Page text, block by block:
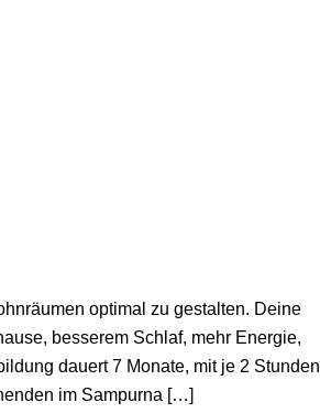
optimal zu gestalten. Deine
besserem Schlaf, mehr Energie,
dauert 7 Monate, mit je 2 Stunden
im Sampurna […]